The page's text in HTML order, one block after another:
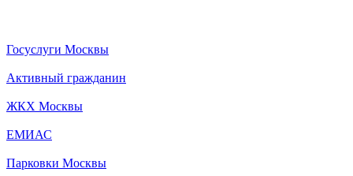
Госуслуги Москвы
Активный гражданин
ЖКХ Москвы
ЕМИАС
Парковки Москвы